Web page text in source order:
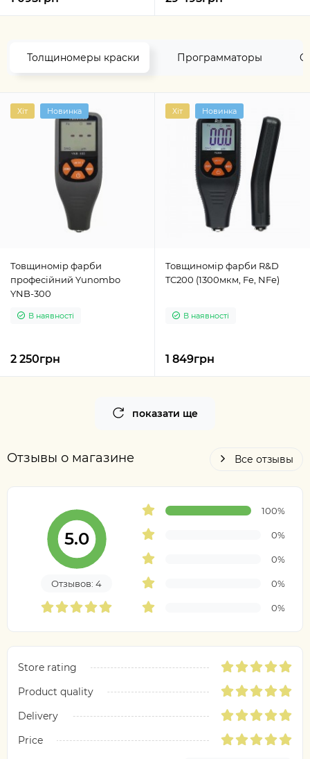
Толщиномеры краски Программаторы
Хіт Новинка
Товщиномір фарби
професійний Yunombo
YNB-300
В наявності
2 250грн
Хіт Новинка
Товщиномір фарби R&D
TC200 (1300мкм, Fe, NFe)
В наявності
1 849грн
показати ще
Отзывы о магазине Все отзывы
5.0
Отзывов: 4
100%
0%
0%
0%
0%
Store rating
Product quality
Delivery
Price